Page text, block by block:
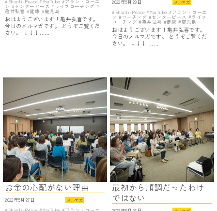
ン センターピース ライフコーチング
亀井弘喜 健康 鹿児島
おはようございます！亀井弘喜です。
今日のメルマガです。 どうぞご覧くだ
さい。 ↓↓↓……
2022年5月28日 メルマガ
Shanti-Peace YouTube アラン・コーエ
ン コーチング センターピース ライフ
コーチング 亀井弘喜 健康 鹿児島
おはようございます！亀井弘喜です。
今日のメルマガです。 どうぞご覧くだ
さい。 ↓↓↓ ……
お金の心配がない理由
2022年5月27日 メルマガ
最初から順調だったわけ
ではない